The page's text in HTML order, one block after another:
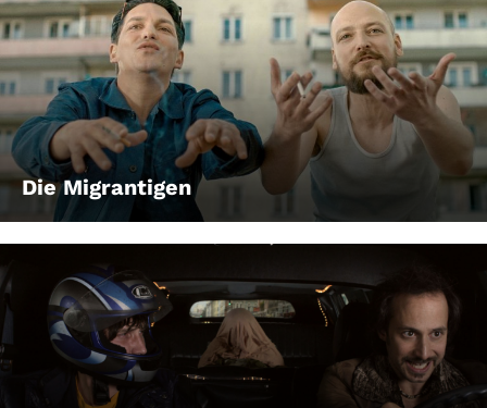
Die Migrantigen